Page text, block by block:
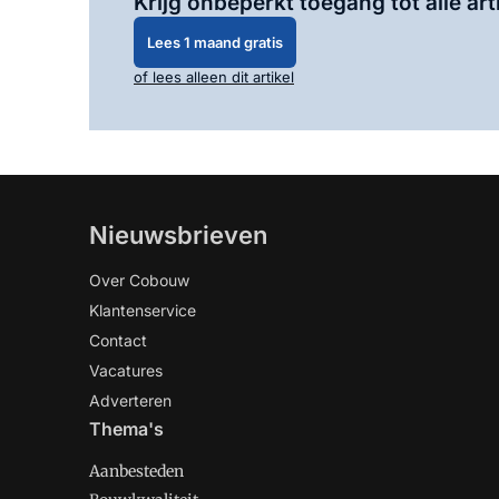
Lees 1 maand gratis
of lees alleen dit artikel
Nieuwsbrieven
Over Cobouw
Klantenservice
Contact
Vacatures
Adverteren
Thema's
Aanbesteden